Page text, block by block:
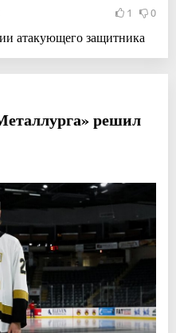
1 0
атакующего защитника
решил